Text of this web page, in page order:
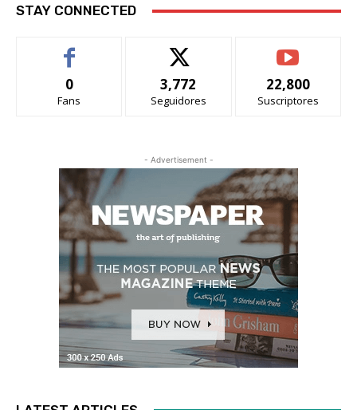
STAY CONNECTED
0
Fans
3,772
Seguidores
22,800
Suscriptores
- Advertisement -